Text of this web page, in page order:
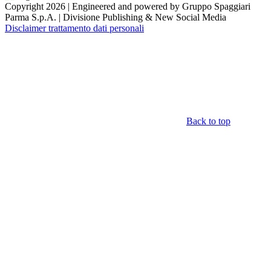
Copyright 2026 | Engineered and powered by Gruppo Spaggiari
Parma S.p.A. | Divisione Publishing & New Social Media
Disclaimer trattamento dati personali
Back to top